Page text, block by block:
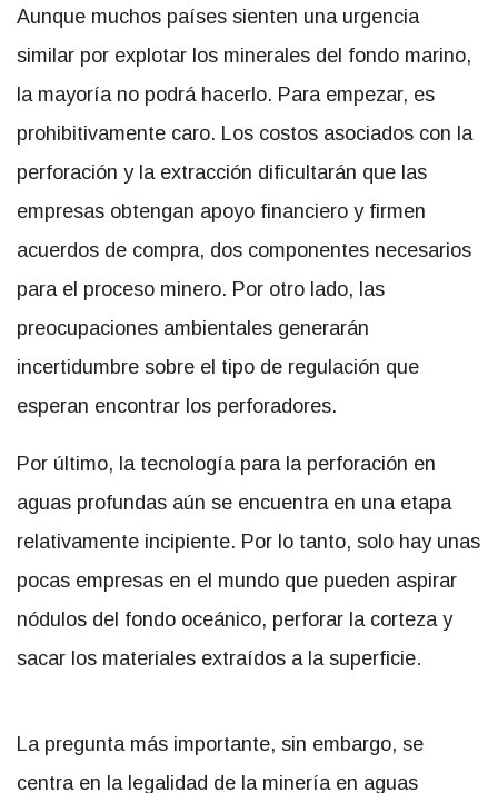
Aunque muchos países sienten una urgencia
similar por explotar los minerales del fondo marino,
la mayoría no podrá hacerlo. Para empezar, es
prohibitivamente caro. Los costos asociados con la
perforación y la extracción dificultarán que las
empresas obtengan apoyo financiero y firmen
acuerdos de compra, dos componentes necesarios
para el proceso minero. Por otro lado, las
preocupaciones ambientales generarán
incertidumbre sobre el tipo de regulación que
esperan encontrar los perforadores.
Por último, la tecnología para la perforación en
aguas profundas aún se encuentra en una etapa
relativamente incipiente. Por lo tanto, solo hay unas
pocas empresas en el mundo que pueden aspirar
nódulos del fondo oceánico, perforar la corteza y
sacar los materiales extraídos a la superficie.
La pregunta más importante, sin embargo, se
centra en la legalidad de la minería en aguas